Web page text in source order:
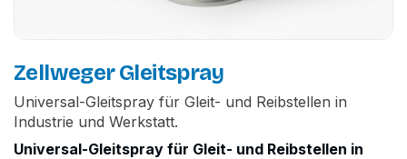
Zellweger Gleitspray
Universal-Gleitspray für Gleit- und Reibstellen in
Industrie und Werkstatt.
Universal-Gleitspray für Gleit- und Reibstellen in